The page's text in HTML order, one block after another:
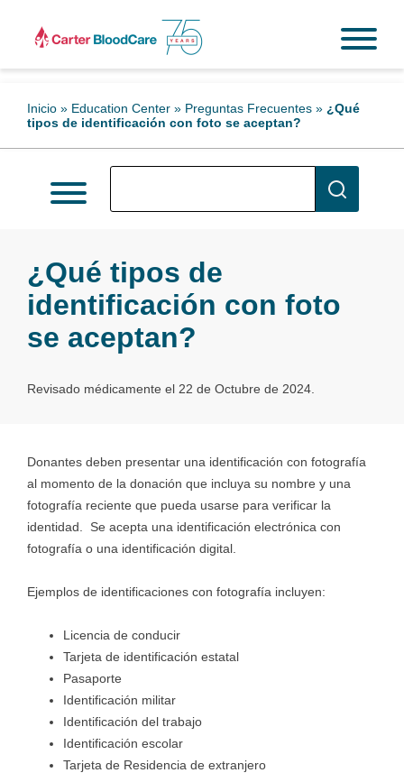
Inicio » Education Center » Preguntas Frecuentes » ¿Qué
tipos de identificación con foto se aceptan?
¿Qué tipos de
identificación con foto
se aceptan?
Revisado médicamente el 22 de Octubre de 2024.
Donantes deben presentar una identificación con fotografía
al momento de la donación que incluya su nombre y una
fotografía reciente que pueda usarse para verificar la
identidad. Se acepta una identificación electrónica con
fotografía o una identificación digital.
Ejemplos de identificaciones con fotografía incluyen:
Licencia de conducir
Tarjeta de identificación estatal
Pasaporte
Identificación militar
Identificación del trabajo
Identificación escolar
Tarjeta de Residencia de extranjero